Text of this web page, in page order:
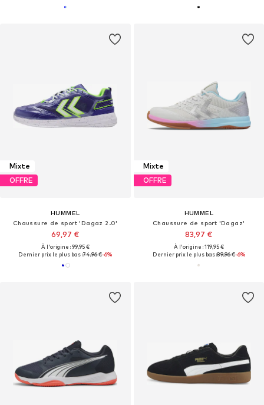
Mixte
OFFRE
HUMMEL
Chaussure de sport 'Dagaz 2.0'
69,97 €
À l'origine : 99,95 €
Dernier prix le plus bas :74,96 €-6%
Mixte
OFFRE
HUMMEL
Chaussure de sport 'Dagaz'
83,97 €
À l'origine : 119,95 €
Dernier prix le plus bas :89,96 €-6%